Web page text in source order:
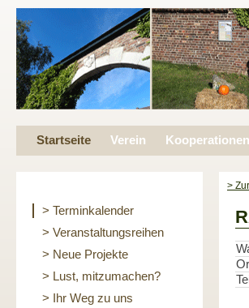
Startseite Verein Kooperationen
> Terminkalender
> Veranstaltungsreihen
> Neue Projekte
> Lust, mitzumachen?
> Ihr Weg zu uns
>